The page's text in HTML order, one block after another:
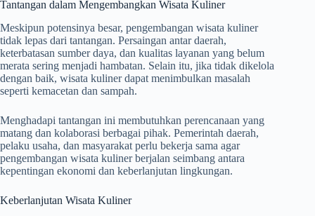
Tantangan dalam Mengembangkan Wisata Kuliner
Meskipun potensinya besar, pengembangan wisata kuliner
tidak lepas dari tantangan. Persaingan antar daerah,
keterbatasan sumber daya, dan kualitas layanan yang belum
merata sering menjadi hambatan. Selain itu, jika tidak dikelola
dengan baik, wisata kuliner dapat menimbulkan masalah
seperti kemacetan dan sampah.
Menghadapi tantangan ini membutuhkan perencanaan yang
matang dan kolaborasi berbagai pihak. Pemerintah daerah,
pelaku usaha, dan masyarakat perlu bekerja sama agar
pengembangan wisata kuliner berjalan seimbang antara
kepentingan ekonomi dan keberlanjutan lingkungan.
Keberlanjutan Wisata Kuliner